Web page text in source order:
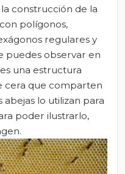
construcción de la
polígonos,
regulares y
puedes observar en
una estructura
cera que comparten
abejas lo utilizan para
poder ilustrarlo,